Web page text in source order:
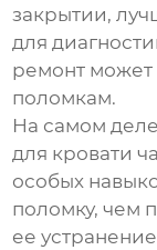
закрытии,
для
ремонт может
поломкам.
На самом
для кровати
особых
поломку, чем
ее